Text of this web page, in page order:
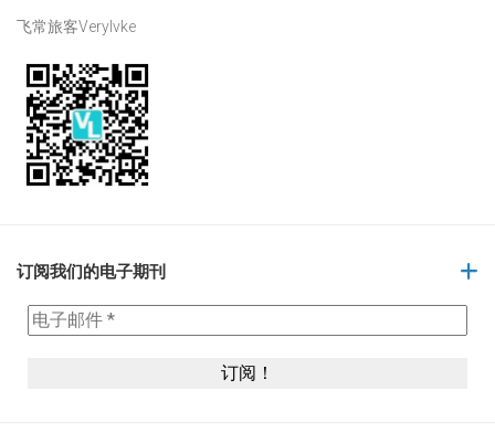
飞常旅客Verylvke
订阅我们的电子期刊